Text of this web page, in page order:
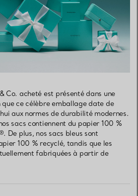
Co. acheté est présenté dans une
ce célèbre emballage date de
aux normes de durabilité modernes.
sacs contiennent du papier 100 %
De plus, nos sacs bleus sont
100 % recyclé, tandis que les
fabriquées à partir de